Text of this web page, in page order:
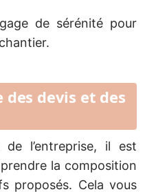
de sérénité pour
des devis et des
l’entreprise, il est
la composition
proposés. Cela vous